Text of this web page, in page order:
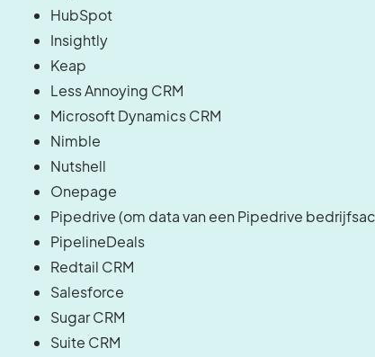
HubSpot
Insightly
Keap
Less Annoying CRM
Microsoft Dynamics CRM
Nimble
Nutshell
Onepage
Pipedrive (om data van een Pipedrive
PipelineDeals
Redtail CRM
Salesforce
Sugar CRM
Suite CRM